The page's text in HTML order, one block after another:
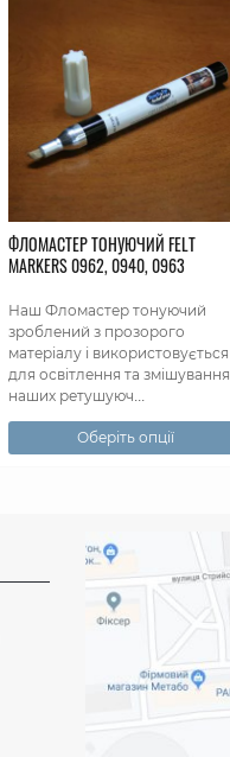
ФЛОМАСТЕР ТОНУЮЧИЙ FELT
MARKERS 0962, 0940, 0963
Наш Фломастер тонуючий
зроблений з прозорого
матеріалу і використовується
для освітлення та змішування
наших ретушуюч...
Оберіть опції